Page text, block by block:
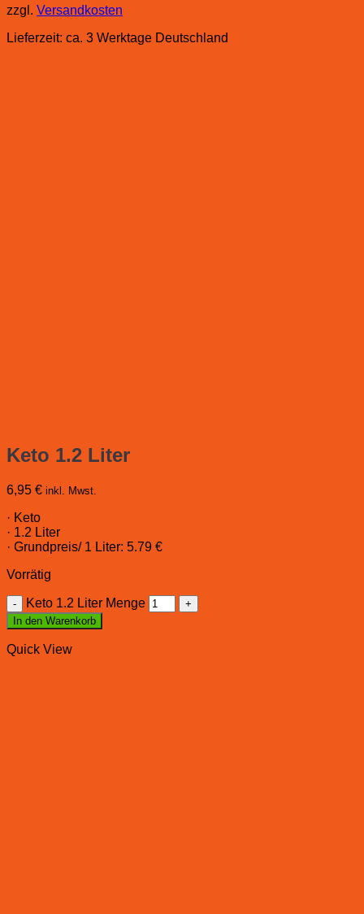
zzgl. Versandkosten
Lieferzeit: ca. 3 Werktage Deutschland
Keto 1.2 Liter
6,95 € inkl. Mwst.
· Keto
· 1.2 Liter
· Grundpreis/ 1 Liter: 5.79 €
Vorrätig
Keto 1.2 Liter Menge
In den Warenkorb
Quick View